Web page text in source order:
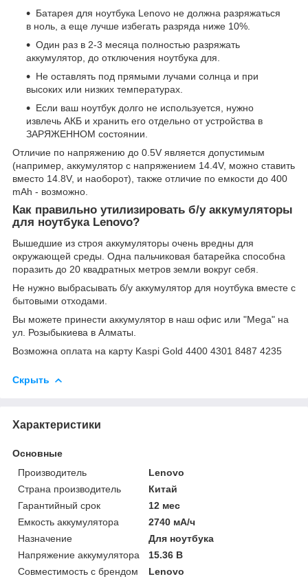
Батарея для ноутбука Lenovo не должна разряжаться
в ноль, а еще лучше избегать разряда ниже 10%.
Один раз в 2-3 месяца полностью разряжать
аккумулятор, до отключения ноутбука для.
Не оставлять под прямыми лучами солнца и при
высоких или низких температурах.
Если ваш ноутбук долго не используется, нужно
извлечь АКБ и хранить его отдельно от устройства в
ЗАРЯЖЕННОМ состоянии.
Отличие по напряжению до 0.5V является допустимым
(например, аккумулятор с напряжением 14.4V, можно ставить
вместо 14.8V, и наоборот), также отличие по емкости до 400
mAh - возможно.
Как правильно утилизировать б/у аккумуляторы
для ноутбука Lenovo?
Вышедшие из строя аккумуляторы очень вредны для
окружающей среды. Одна пальчиковая батарейка способна
поразить до 20 квадратных метров земли вокруг себя.
Не нужно выбрасывать б/у аккумулятор для ноутбука вместе с
бытовыми отходами.
Вы можете принести аккумулятор в наш офис или "Mega" на
ул. Розыбыкиева в Алматы.
Возможна оплата на карту Kaspi Gold 4400 4301 8487 4235
Скрыть
Характеристики
Основные
Производитель
Lenovo
Страна производитель
Китай
Гарантийный срок
12 мес
Емкость аккумулятора
2740 мА/ч
Назначение
Для ноутбука
Напряжение аккумулятора
15.36 В
Совместимость с брендом
Lenovo